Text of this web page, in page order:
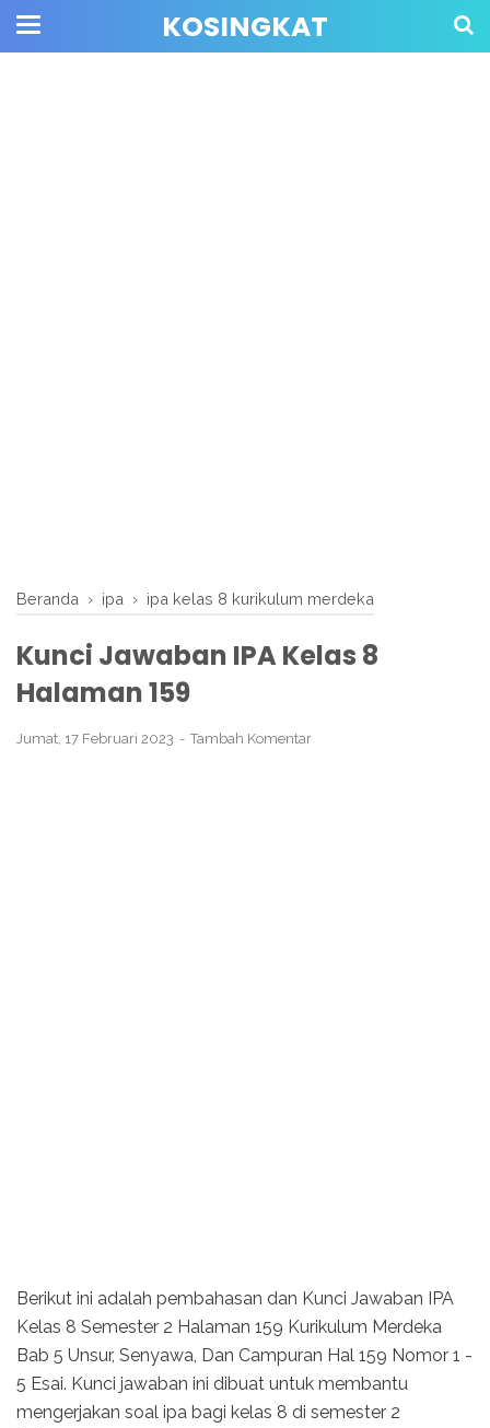
KOSINGKAT
Beranda › ipa › ipa kelas 8 kurikulum merdeka
Kunci Jawaban IPA Kelas 8
Halaman 159
Jumat, 17 Februari 2023 Tambah Komentar
Berikut ini adalah pembahasan dan Kunci Jawaban IPA
Kelas 8 Semester 2 Halaman 159 Kurikulum Merdeka
Bab 5 Unsur, Senyawa, Dan Campuran Hal 159 Nomor 1 -
5 Esai. Kunci jawaban ini dibuat untuk membantu
mengerjakan soal ipa bagi kelas 8 di semester 2